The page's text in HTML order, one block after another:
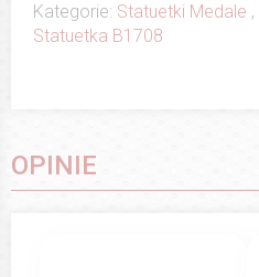
Kategorie: Statuetki Medale ,
Statuetka B1708
OPINIE